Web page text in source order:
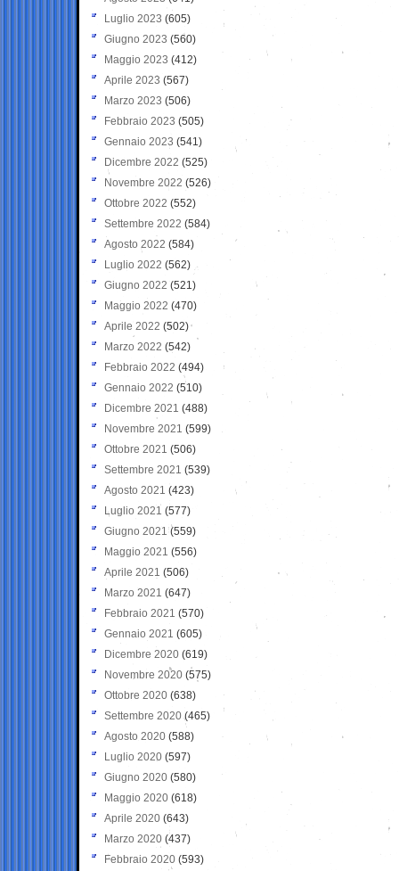
Luglio 2023 (605)
Giugno 2023 (560)
Maggio 2023 (412)
Aprile 2023 (567)
Marzo 2023 (506)
Febbraio 2023 (505)
Gennaio 2023 (541)
Dicembre 2022 (525)
Novembre 2022 (526)
Ottobre 2022 (552)
Settembre 2022 (584)
Agosto 2022 (584)
Luglio 2022 (562)
Giugno 2022 (521)
Maggio 2022 (470)
Aprile 2022 (502)
Marzo 2022 (542)
Febbraio 2022 (494)
Gennaio 2022 (510)
Dicembre 2021 (488)
Novembre 2021 (599)
Ottobre 2021 (506)
Settembre 2021 (539)
Agosto 2021 (423)
Luglio 2021 (577)
Giugno 2021(559)
Maggio 2021 (556)
Aprile 2021 (506)
Marzo 2021 (647)
Febbraio 2021 (570)
Gennaio 2021 (605)
Dicembre 2020 (619)
Novembre 2020 (575)
Ottobre 2020 (638)
Settembre 2020(465)
Agosto 2020 (588)
Luglio 2020 (597)
Giugno 2020 (580)
Maggio 2020 (618)
Aprile 2020 (643)
Marzo 2020 (437)
Febbraio 2020 (593)